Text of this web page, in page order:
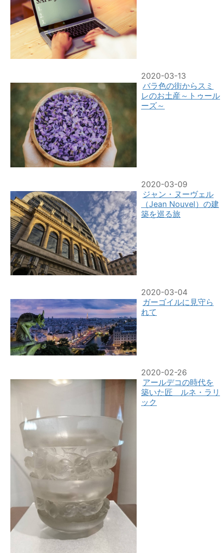
2020-03-13
バラ色の街からスミ
レのお土産～トゥール
ーズ～
2020-03-09
ジャン・ヌーヴェル
（Jean Nouvel）の建
築を巡る旅
2020-03-04
ガーゴイルに見守ら
れて
2020-02-26
アールデコの時代を
築いた匠 ルネ・ラリ
ック